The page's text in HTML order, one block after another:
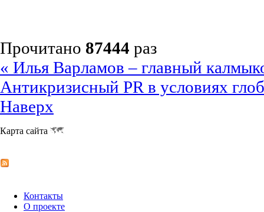
Прочитано 87444 раз
« Илья Варламов – главный
Антикризисный PR в условиях
Наверх
Карта сайта
Контакты
О проекте